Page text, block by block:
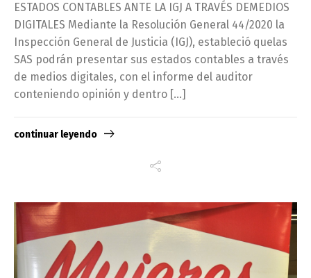
ESTADOS CONTABLES ANTE LA IGJ A TRAVÉS DEMEDIOS
DIGITALES Mediante la Resolución General 44/2020 la
Inspección General de Justicia (IGJ), estableció quelas
SAS podrán presentar sus estados contables a través
de medios digitales, con el informe del auditor
conteniendo opinión y dentro […]
continuar leyendo